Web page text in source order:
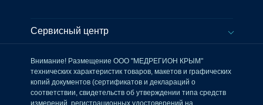
Сервисный центр
Внимание! Размещение ООО "МЕДРЕГИОН КРЫМ"
технических характеристик товаров, макетов и графических
копий документов (сертификатов и деклараций о
соответствии, свидетельств об утверждении типа средств
измерений, регистрационных удостоверений на